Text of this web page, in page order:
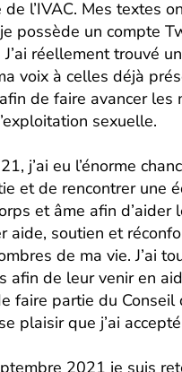
de l’IVAC. Mes textes
possède un compte
J’ai réellement trouvé
voix à celles déjà
de faire avancer les
sexuelle.
j’ai eu l’énorme
et de rencontrer une
et âme afin d’aider
aide, soutien et
de ma vie. J’ai
afin de leur venir en
faire partie du Conseil
plaisir que j’ai
2021 je suis